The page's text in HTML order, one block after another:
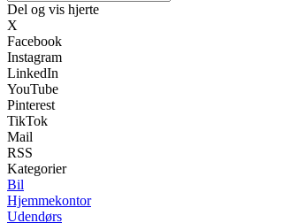
Del og vis hjerte
X
Facebook
Instagram
LinkedIn
YouTube
Pinterest
TikTok
Mail
RSS
Kategorier
Bil
Hjemmekontor
Udendørs